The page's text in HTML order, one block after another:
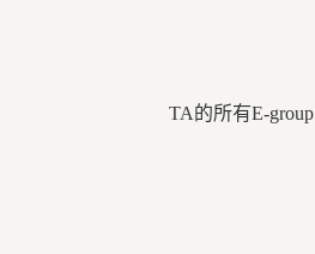
TA的所有E-group